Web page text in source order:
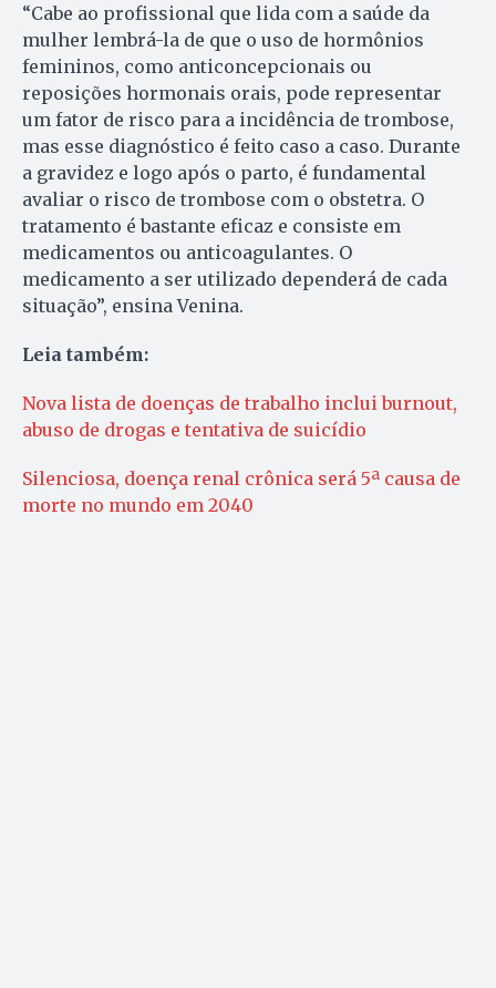
“Cabe ao profissional que lida com a saúde da
mulher lembrá-la de que o uso de hormônios
femininos, como anticoncepcionais ou
reposições hormonais orais, pode representar
um fator de risco para a incidência de trombose,
mas esse diagnóstico é feito caso a caso. Durante
a gravidez e logo após o parto, é fundamental
avaliar o risco de trombose com o obstetra. O
tratamento é bastante eficaz e consiste em
medicamentos ou anticoagulantes. O
medicamento a ser utilizado dependerá de cada
situação”, ensina Venina.
Leia também:
Nova lista de doenças de trabalho inclui burnout,
abuso de drogas e tentativa de suicídio
Silenciosa, doença renal crônica será 5ª causa de
morte no mundo em 2040